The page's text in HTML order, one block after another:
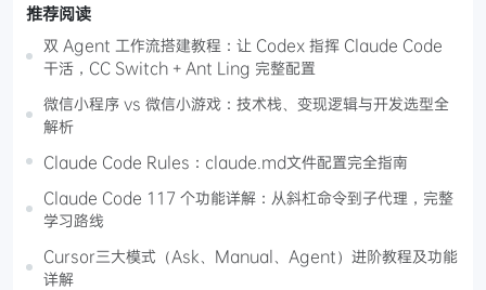
推荐阅读
双 Agent 工作流搭建教程：让 Codex 指挥 Claude Code
干活，CC Switch + Ant Ling 完整配置
微信小程序 vs 微信小游戏：技术栈、变现逻辑与开发选型全
解析
Claude Code Rules：claude.md文件配置完全指南
Claude Code 117 个功能详解：从斜杠命令到子代理，完整
学习路线
Cursor三大模式（Ask、Manual、Agent）进阶教程及功能
详解